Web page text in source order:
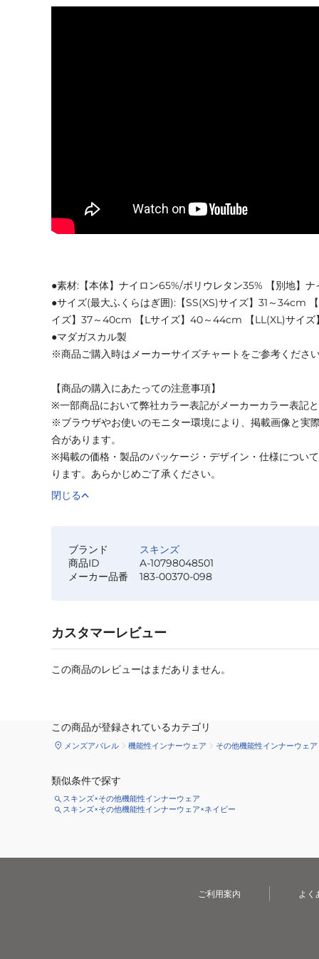
●素材:【本体】ナイロン65%/ポリウレタン35% 【別地】
●サイズ(最大ふくらはぎ囲):【SS(XS)サイズ】31～34cm
イズ】37～40cm 【Lサイズ】40～44cm 【LL(XL)サイ
●マダガスカル製
※商品ご購入時はメーカーサイズチャートをご参考くださ
【商品の購入にあたっての注意事項】
※一部商品において弊社カラー表記がメーカーカラー表記
※ブラウザやお使いのモニター環境により、掲載画像と実
合があります。
※掲載の価格・製品のパッケージ・デザイン・仕様につい
ります。あらかじめご了承ください。
閉じる
ブランド
スキンズ
商品ID
A-10798048501
メーカー品番
183-00370-098
カスタマーレビュー
この商品のレビューはまだありません。
この商品が登録されているカテゴリ
メンズアパレル 機能性インナーウェア その他機能性インナーウェア
類似条件で探す
スキンズ×その他機能性インナーウェア
スキンズ×その他機能性インナーウェア×ネイビー
ご利用案内 よく